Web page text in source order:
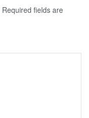
Required fields are